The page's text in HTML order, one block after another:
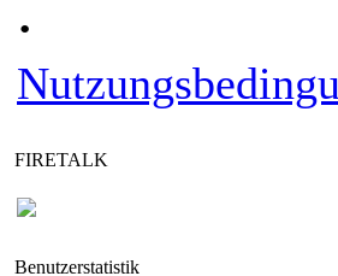
·
FIRETALK
Benutzerstatistik